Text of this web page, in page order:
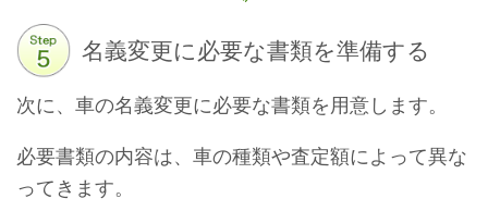
名義変更に必要な書類を準備する
次に、車の名義変更に必要な書類を用意します。
必要書類の内容は、車の種類や査定額によって異な
ってきます。